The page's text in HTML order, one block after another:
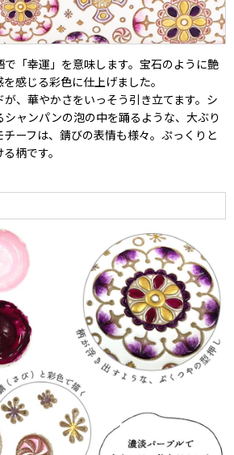
「幸運」を意味します。宝石のように艶
感じる彩色に仕上げました。
、華やかさをいっそう引き立てます。シ
シャンパンの泡の中を踊るような、大ぶり
ーフは、錆びの表情も様々。ぷっくりと
柄です。